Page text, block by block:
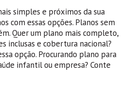
simples e próximos da sua
com essas opções. Planos sem
Quer um plano mais completo,
inclusas e cobertura nacional?
opção. Procurando plano para
infantil ou empresa? Conte